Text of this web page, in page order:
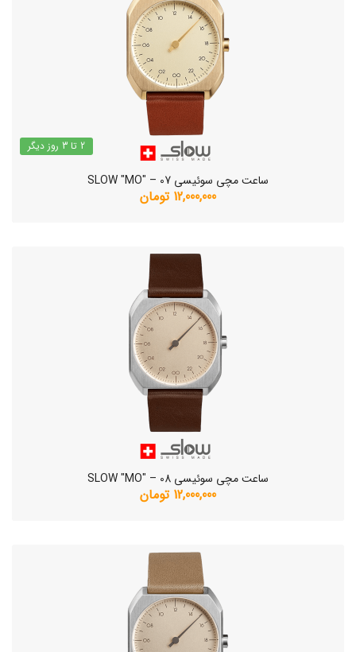
2 تا 3 روز دیگر
ساعت مچی سوئیسی SLOW "MO" – 07
12,000,000 تومان
ساعت مچی سوئیسی SLOW "MO" – 08
12,000,000 تومان